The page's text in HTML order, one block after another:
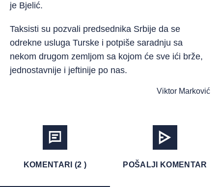
je Bjelić.
Taksisti su pozvali predsednika Srbije da se
odrekne usluga Turske i potpiše saradnju sa
nekom drugom zemljom sa kojom će sve ići brže,
jednostavnije i jeftinije po nas.
Viktor Marković
KOMENTARI (2 ) POŠALJI KOMENTAR